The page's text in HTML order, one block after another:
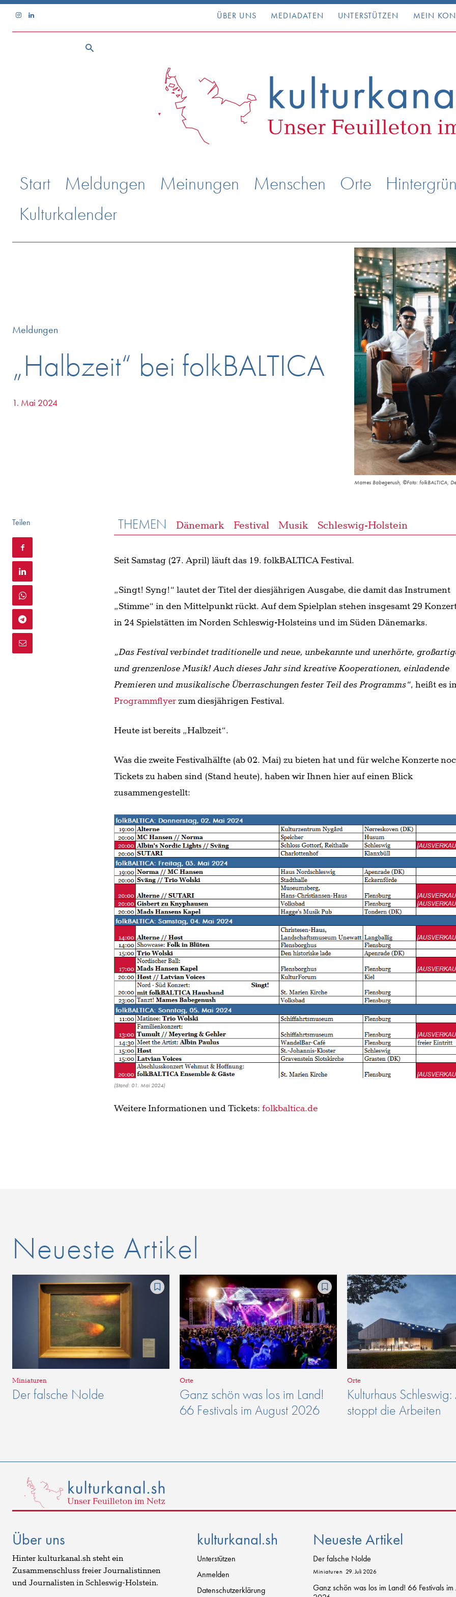
ÜBER UNS MEDIADATEN UNTERSTÜTZEN MEIN
Start Meldungen Meinungen Menschen Orte
Kulturkalender
Meldungen
„Halbzeit“ bei folkBALTICA
1. Mai 2024
Mames Babegenush, ©Foto: folkBALTICA,
Teilen THEMEN Dänemark Festival Musik Schleswig-Holstein
Seit Samstag (27. April) läuft das 19. folkBALTICA Festival.
„Singt! Syng!“ lautet der Titel der diesjährigen Ausgabe, die damit das Instrument
„Stimme“ in den Mittelpunkt rückt. Auf dem Spielplan stehen insgesamt 29
in 24 Spielstätten im Norden Schleswig-Holsteins und im Süden Dänemarks.
„Das Festival verbindet traditionelle und neue, unbekannte und unerhörte,
und grenzenlose Musik! Auch dieses Jahr sind kreative Kooperationen, einladende
Premieren und musikalische Überraschungen fester Teil des Programms“, heißt es
Programmflyerzum diesjährigen Festival.
Heute ist bereits „Halbzeit“.
Was die zweite Festivalhälfte (ab 02. Mai) zu bieten hat und für welche Konzerte
Tickets zu haben sind (Stand heute), haben wir Ihnen hier auf einen Blick
zusammengestellt:
(Stand: 01. Mai 2024)
Weitere Informationen und Tickets:folkbaltica.de
Neueste Artikel
Miniaturen
Der falsche Nolde
Orte
Ganz schön was los im Land!
66 Festivals im August 2026
Orte
Kulturhaus
stoppt die Arbeiten
Über uns
Hinter kulturkanal.sh steht ein
Zusammenschluss freier Journalistinnen
und Journalisten in Schleswig-Holstein.
kulturkanal.sh
Unterstützen
Anmelden
Datenschutzerklärung
Neueste Artikel
Der falsche Nolde
Miniaturen 29. Juli 2026
Ganz schön was los im Land! 66 Festivals im